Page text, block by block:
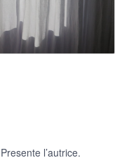
Presente l’autrice.